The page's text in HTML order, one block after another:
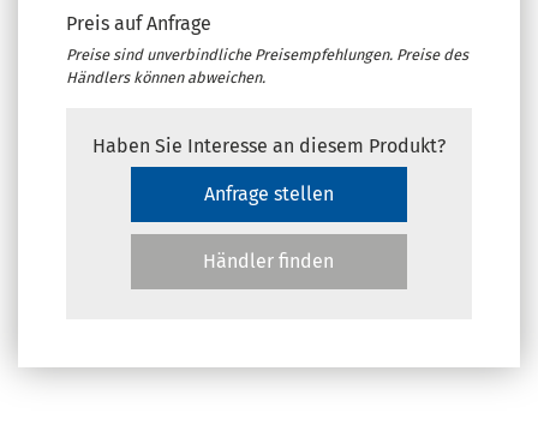
Preis auf Anfrage
Preise sind unverbindliche Preisempfehlungen. Preise des
Händlers können abweichen.
Haben Sie Interesse an diesem Produkt?
Anfrage stellen
Händler finden